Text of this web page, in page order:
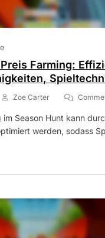
Farming:
Zoe Carter
im Season Hunt kann
werden, sodass